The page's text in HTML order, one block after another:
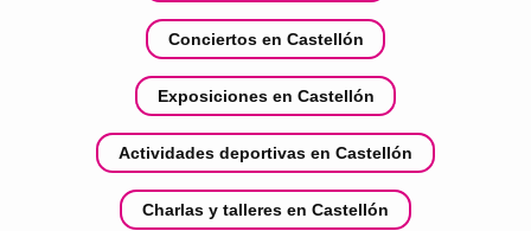
Conciertos en Castellón
Exposiciones en Castellón
Actividades deportivas en Castellón
Charlas y talleres en Castellón